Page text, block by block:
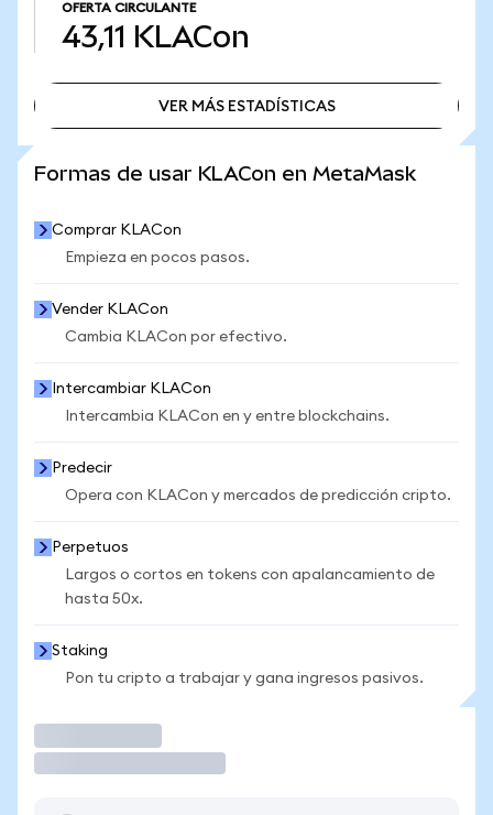
OFERTA CIRCULANTE
43,11 KLACon
VER MÁS ESTADÍSTICAS
Formas de usar KLACon en MetaMask
Comprar KLACon
Empieza en pocos pasos.
Vender KLACon
Cambia KLACon por efectivo.
Intercambiar KLACon
Intercambia KLACon en y entre blockchains.
Predecir
Opera con KLACon y mercados de predicción cripto.
Perpetuos
Largos o cortos en tokens con apalancamiento de
hasta 50x.
Staking
Pon tu cripto a trabajar y gana ingresos pasivos.